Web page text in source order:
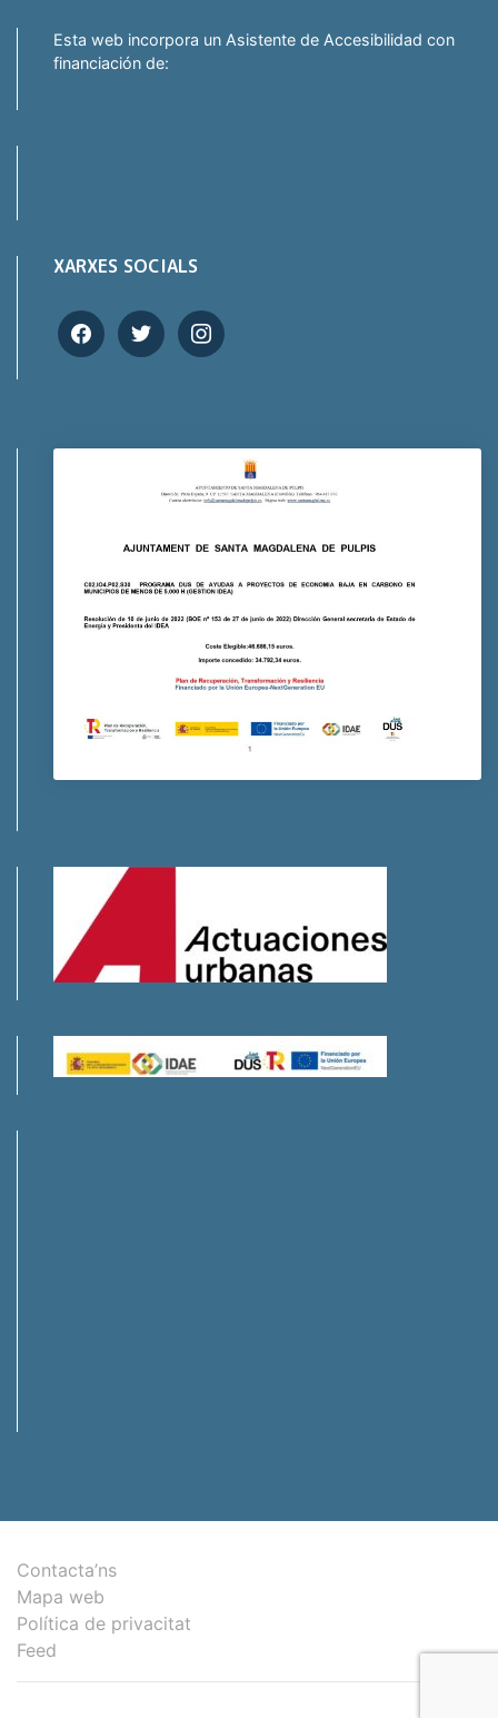
Esta web incorpora un Asistente de Accesibilidad con
financiación de:
XARXES SOCIALS
facebooktwitter instagram
Contacta’ns
Mapa web
Política de privacitat
Feed